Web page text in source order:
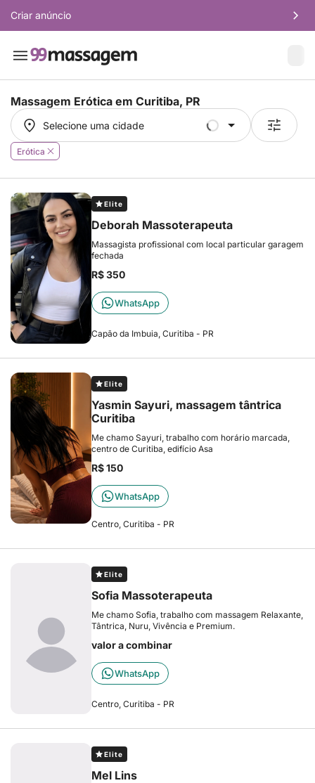
Criar anúncio
Massagem Erótica em Curitiba, PR
Selecione uma cidade
Selecione uma cidade
Erótica
Elite
Deborah Massoterapeuta
Massagista profissional com local particular garagem
fechada
R$ 350
WhatsApp
Capão da Imbuia, Curitiba - PR
Elite
Yasmin Sayuri, massagem tântrica
Curitiba
Me chamo Sayuri, trabalho com horário marcada,
centro de Curitiba, edifício Asa
R$ 150
WhatsApp
Centro, Curitiba - PR
Elite
Sofia Massoterapeuta
Me chamo Sofia, trabalho com massagem Relaxante,
Tântrica, Nuru, Vivência e Premium.
valor a combinar
WhatsApp
Centro, Curitiba - PR
Elite
Mel Lins